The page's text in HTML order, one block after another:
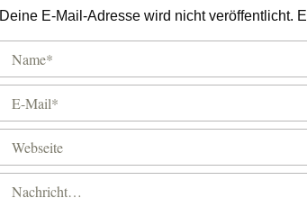
Deine E-Mail-Adresse wird nicht veröffentlicht.